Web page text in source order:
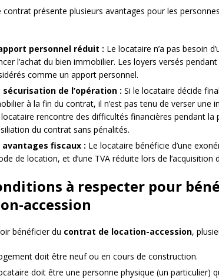
contrat présente plusieurs avantages pour les
personnel réduit : Le locataire n’a pas besoin
l’achat du bien immobilier. Les loyers versés
comme un apport personnel.
sécurisation de l’opération : Si le locataire décide
à la fin du contrat, il n’est pas tenu de verser une
rencontre des difficultés financières pendant
du contrat sans pénalités.
avantages fiscaux : Le locataire bénéficie d’une
de location, et d’une TVA réduite lors de
à respecter pour
accession
bénéficier du contrat de location-accession,
doit être neuf ou en cours de construction.
doit être une personne physique (un particulier)